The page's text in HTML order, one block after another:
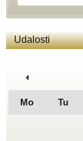
Udalosti
Mo Tu